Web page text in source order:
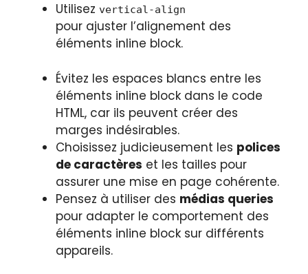
Utilisez vertical-align
pour ajuster l’alignement des
éléments inline block.
Évitez les espaces blancs entre les
éléments inline block dans le code
HTML, car ils peuvent créer des
marges indésirables.
Choisissez judicieusement les polices
de caractères et les tailles pour
assurer une mise en page cohérente.
Pensez à utiliser des médias queries
pour adapter le comportement des
éléments inline block sur différents
appareils.